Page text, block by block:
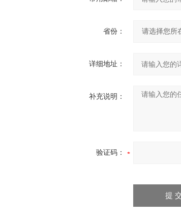
省份：
详细地址：
补充说明：
验证码：